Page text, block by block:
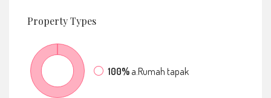
PropertyTypes
100% a.Rumah tapak